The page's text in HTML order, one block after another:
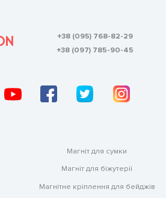
+38 (095) 768-82-29
+38 (097) 785-90-45
Магніт для сумки
Магніт для біжутерії
Магнітне кріплення для бейджів